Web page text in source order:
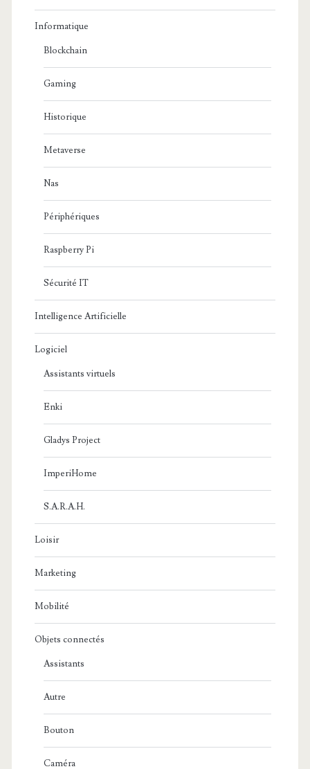
Informatique
Blockchain
Gaming
Historique
Metaverse
Nas
Périphériques
Raspberry Pi
Sécurité IT
Intelligence Artificielle
Logiciel
Assistants virtuels
Enki
Gladys Project
ImperiHome
S.A.R.A.H.
Loisir
Marketing
Mobilité
Objets connectés
Assistants
Autre
Bouton
Caméra